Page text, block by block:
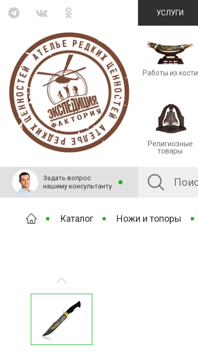
УСЛУГИ
Работы из кости
Религиозные
товары
Задать вопрос
нашему консультанту
Каталог Ножи и топоры